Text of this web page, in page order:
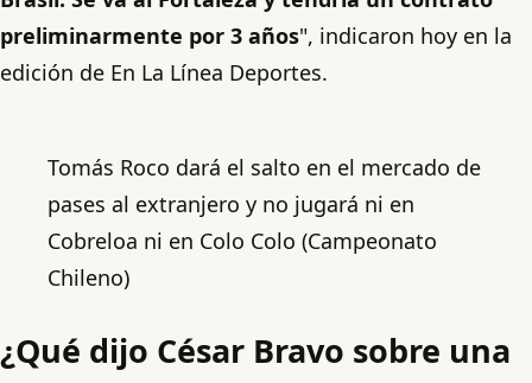
preliminarmente por 3 años", indicaron hoy en la
edición de En La Línea Deportes.
Tomás Roco dará el salto en el mercado de
pases al extranjero y no jugará ni en
Cobreloa ni en Colo Colo (Campeonato
Chileno)
¿Qué dijo César Bravo sobre una